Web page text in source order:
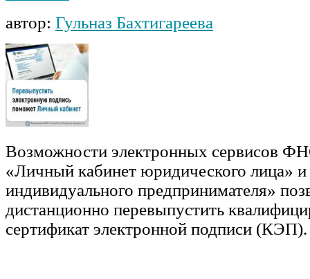
автор: Гульназ Бахтигареева
Возможности электронных сервисов
«Личный кабинет юридического лица»
индивидуального предпринимателя»
дистанционно перевыпустить
сертификат электронной подписи (КЭП).